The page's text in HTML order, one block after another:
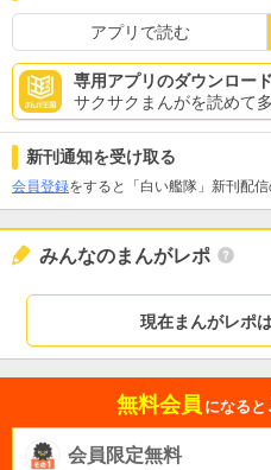
アプリで読む
専用アプリのダウンロード
サクサクまんがを読めて
新刊通知を受け取る
会員登録をすると「白い艦隊」新刊配
みんなのまんがレポ
現在まんがレポ
無料会員 になると
会員限定無料